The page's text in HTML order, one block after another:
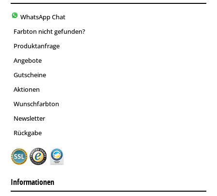
WhatsApp Chat
Farbton nicht gefunden?
Produktanfrage
Angebote
Gutscheine
Aktionen
Wunschfarbton
Newsletter
Rückgabe
Informationen